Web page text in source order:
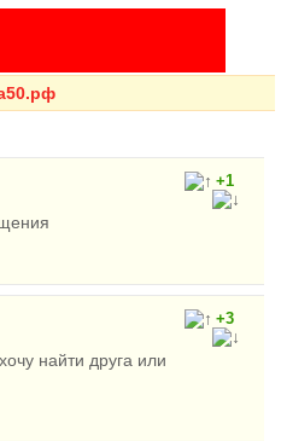
+1
найти друга или
+3